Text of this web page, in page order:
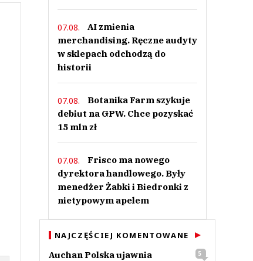
07.08.
AI zmienia
merchandising. Ręczne audyty
w sklepach odchodzą do
historii
07.08.
Botanika Farm szykuje
debiut na GPW. Chce pozyskać
15 mln zł
07.08.
Frisco ma nowego
dyrektora handlowego. Były
menedżer Żabki i Biedronki z
nietypowym apelem
NAJCZĘŚCIEJ KOMENTOWANE
Auchan Polska ujawnia
5